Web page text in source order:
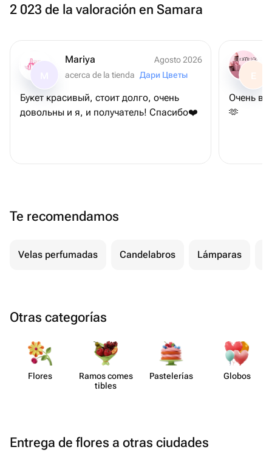
2 023 de la valoración en Samara
Mariya
Agosto 2026
acerca de la tienda Дари Цветы
Букет красивый, стоит долго, очень
довольны и я, и получатель! Спасибо❤️
E
Очень
🫶
Te recomendamos
Velas perfumadas Candelabros Lámparas
Otras categorías
Flores
Ramos comes​
tibles
Paste​lerías Globos
Entrega de flores a otras ciudades